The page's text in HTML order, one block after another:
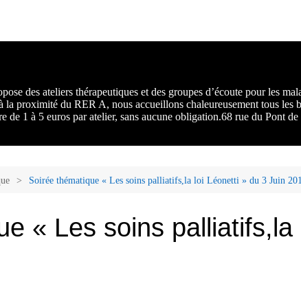
art thérapie,
euros avec une
des ateliers thérapeutiques et des groupes d’écoute pour les
la proximité du RER A, nous accueillons chaleureusement tous les
de 1 à 5 euros par atelier, sans aucune obligation.68 rue du Pont
Soirée thématique « Les soins palliatifs,la loi Léonetti » du 3 Juin
« Les soins